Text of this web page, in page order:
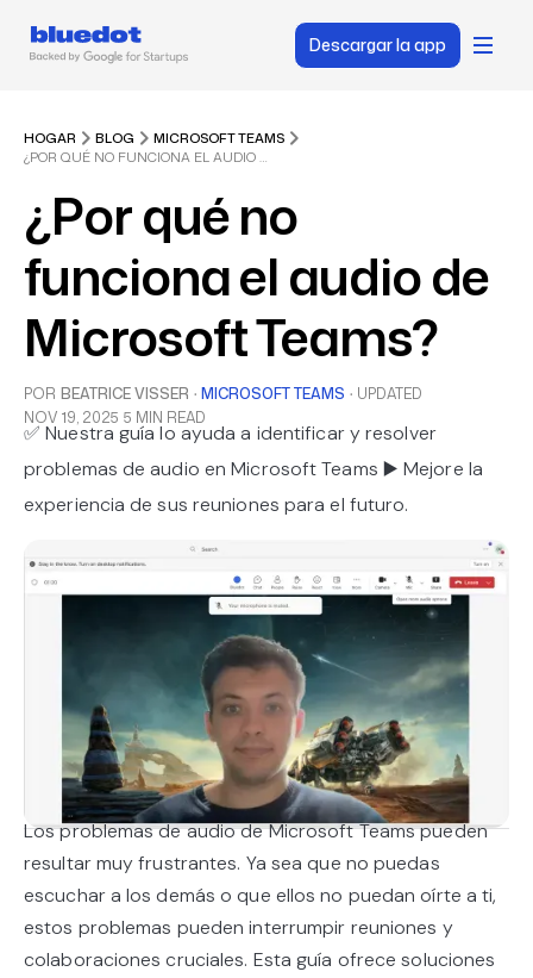
Descargar la app
HOGAR BLOG
MICROSOFT TEAMS
¿POR QUÉ NO FUNCIONA EL AUDIO DE MICROSOFT TEAMS?
¿Por qué no
funciona el audio de
Microsoft Teams?
POR BEATRICE VISSER · MICROSOFT TEAMS · UPDATED
NOV 19, 2025 5 MIN READ
✅ Nuestra guía lo ayuda a identificar y resolver
problemas de audio en Microsoft Teams ▶️ Mejore la
experiencia de sus reuniones para el futuro.
Los problemas de audio de Microsoft Teams pueden
resultar muy frustrantes. Ya sea que no puedas
escuchar a los demás o que ellos no puedan oírte a ti,
estos problemas pueden interrumpir reuniones y
colaboraciones cruciales. Esta guía ofrece soluciones